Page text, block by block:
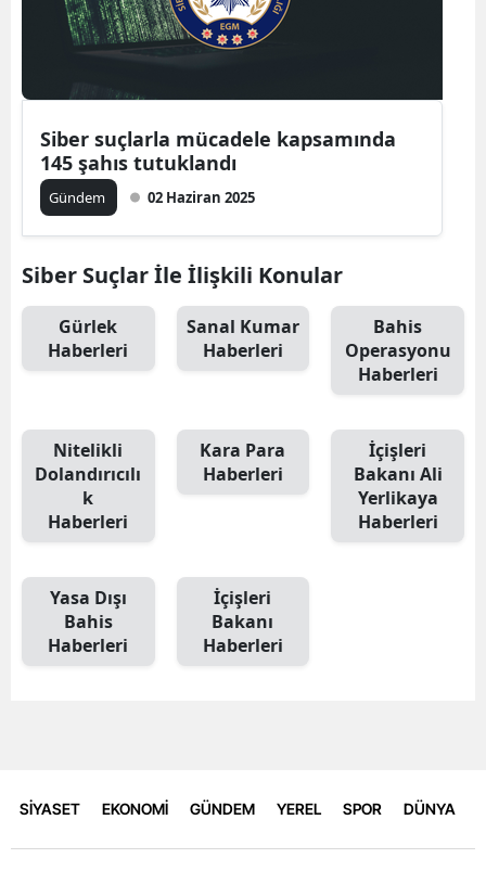
Siber suçlarla mücadele kapsamında
145 şahıs tutuklandı
Gündem 02 Haziran 2025
Siber Suçlar İle İlişkili Konular
Gürlek
Haberleri
Sanal Kumar
Haberleri
Bahis
Operasyonu
Haberleri
Nitelikli
Dolandırıcılı
k
Haberleri
Kara Para
Haberleri
İçişleri
Bakanı Ali
Yerlikaya
Haberleri
Yasa Dışı
Bahis
Haberleri
İçişleri
Bakanı
Haberleri
SİYASET EKONOMİ GÜNDEM YEREL SPOR DÜNYA